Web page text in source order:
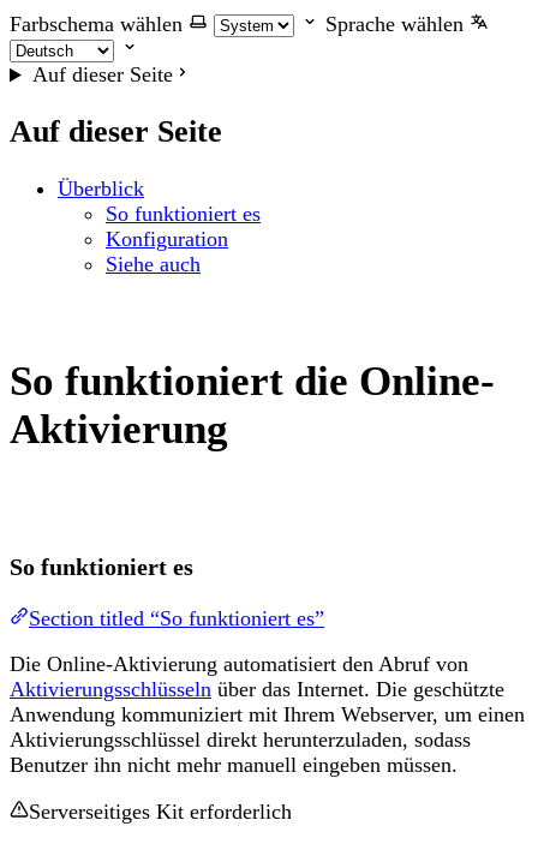
Farbschema wählen Sprache wählen
Auf dieser Seite
Auf dieser Seite
Überblick
So funktioniert es
Konfiguration
Siehe auch
So funktioniert die Online-
Aktivierung
So funktioniert es
Section titled “So funktioniert es”
Die Online-Aktivierung automatisiert den Abruf von
Aktivierungsschlüsseln über das Internet. Die geschützte
Anwendung kommuniziert mit Ihrem Webserver, um einen
Aktivierungsschlüssel direkt herunterzuladen, sodass
Benutzer ihn nicht mehr manuell eingeben müssen.
Serverseitiges Kit erforderlich